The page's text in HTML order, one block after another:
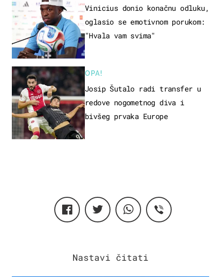
Vinicius donio konačnu odluku,
oglasio se emotivnom porukom:
"Hvala vam svima"
OPA!
Josip Šutalo radi transfer u
redove nogometnog diva i
bivšeg prvaka Europe